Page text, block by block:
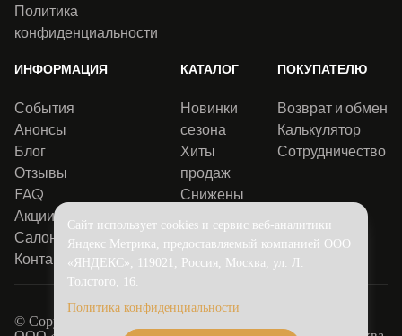
Политика
конфиденциальности
ИНФОРМАЦИЯ
События
Анонсы
Блог
Отзывы
FAQ
Акции
Салоны
Контакты
КАТАЛОГ
Новинки
сезона
Хиты
продаж
Снижены
ПОКУПАТЕЛЮ
Возврат и обмен
Калькулятор
Сотрудничество
© Copyright 2016-2026.
Сайт использует cookies и сервис веб-аналитики
Яндекс Метрика, предоставляемый компанией ООО
«ЯНДЕКС», 119021, Россия, Москва, ул. Л.
Толстого, 16.
Политика конфиденциальности